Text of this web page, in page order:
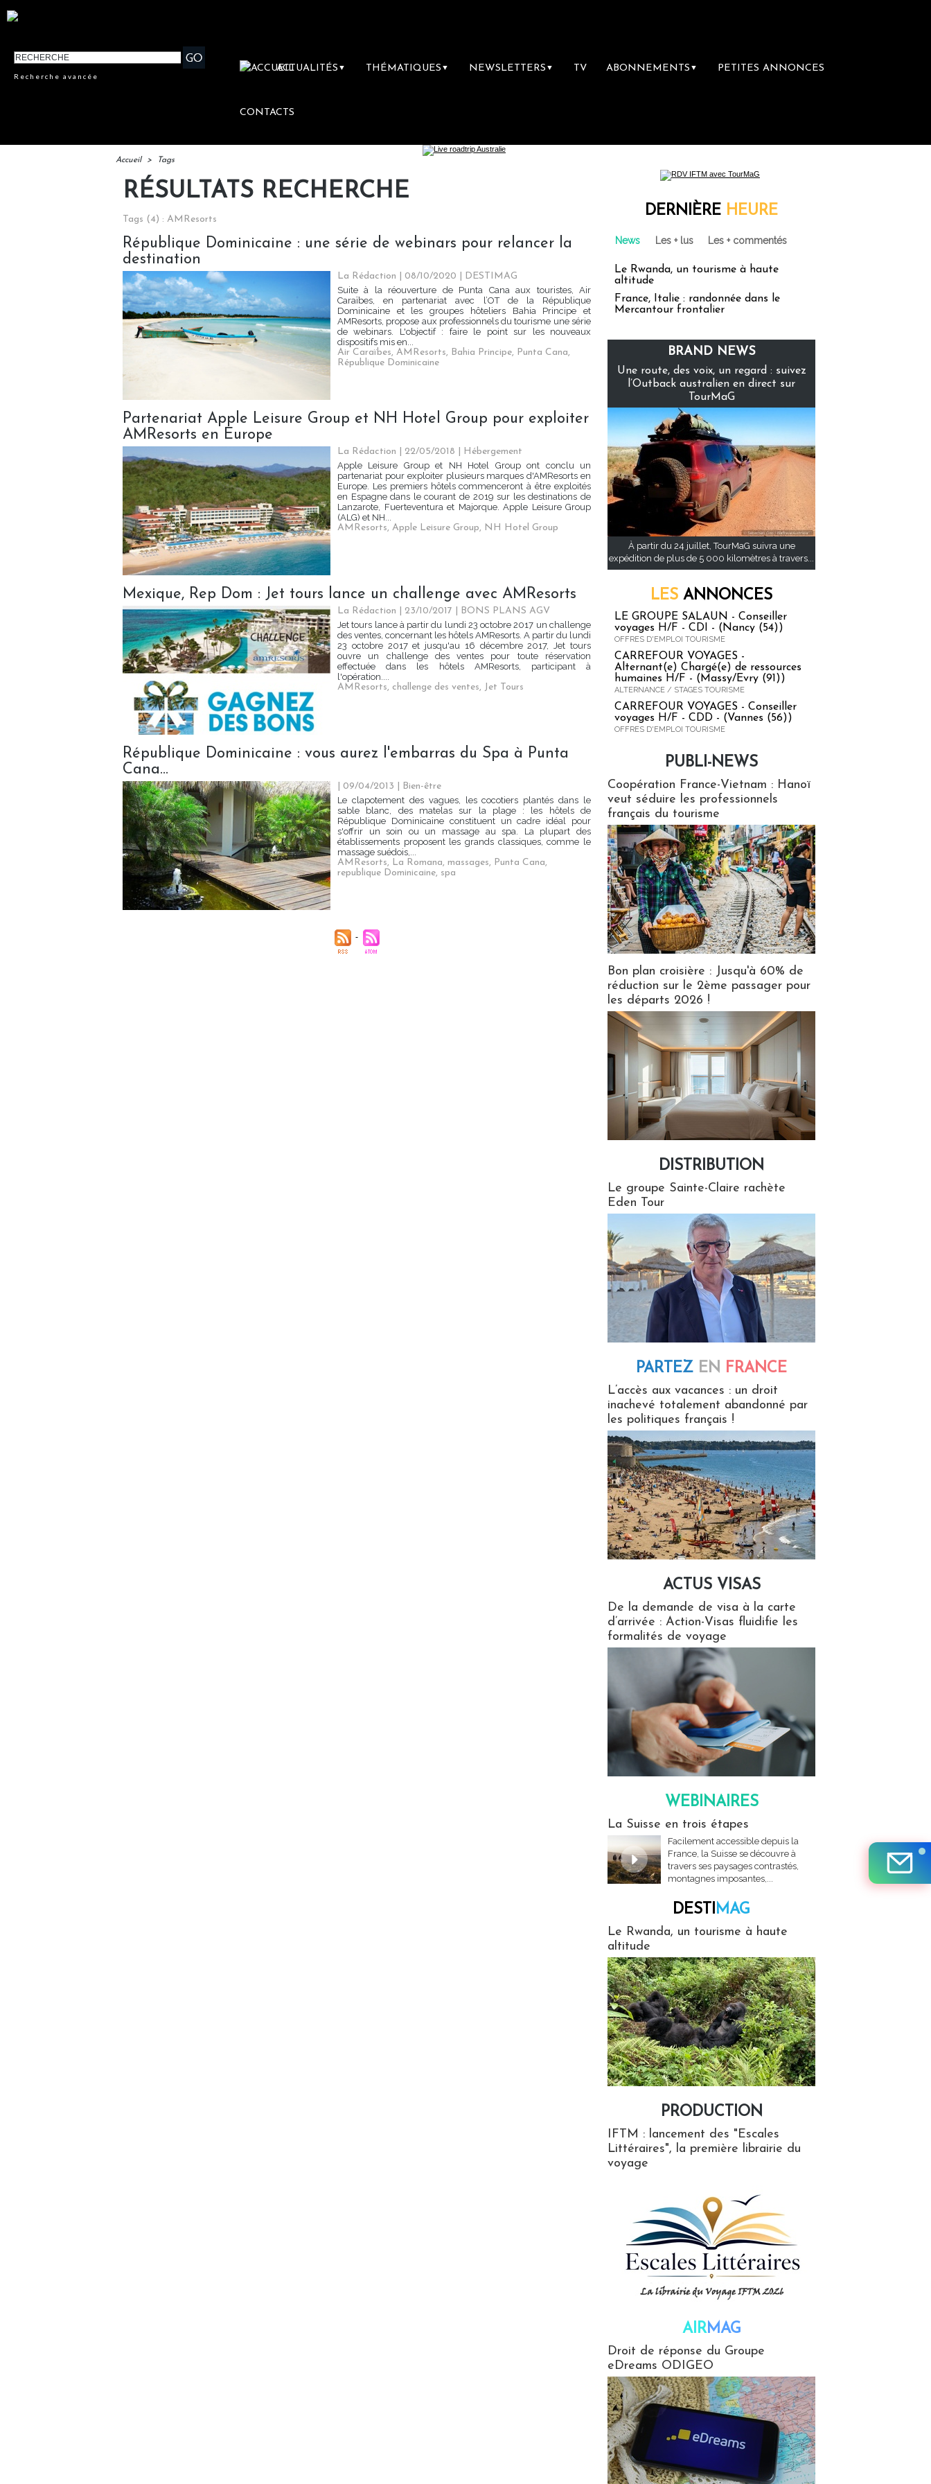
Recherche avancée
ACTUALITÉS ▼ THÉMATIQUES ▼ NEWSLETTERS ▼ TV ABONNEMENTS ▼ PETITES ANNONCES
CONTACTS
Accueil > Tags
RÉSULTATS RECHERCHE
Tags (4) : AMResorts
République Dominicaine : une série de webinars pour relancer la
destination
La Rédaction | 08/10/2020
DESTIMAG
Suite à la réouverture de Punta Cana aux touristes, Air
Caraïbes, en partenariat avec l’OT de la République
Dominicaine et les groupes hôteliers Bahia Principe et
AMResorts, propose aux professionnels du tourisme une série
de webinars. L'objectif : faire le point sur les nouveaux
dispositifs mis en...
Air Caraïbes, AMResorts, Bahia Principe, Punta Cana,
République Dominicaine
Partenariat Apple Leisure Group et NH Hotel Group pour exploiter
AMResorts en Europe
La Rédaction | 22/05/2018
Hébergement
Apple Leisure Group et NH Hotel Group ont conclu un
partenariat pour exploiter plusieurs marques d'AMResorts en
Europe. Les premiers hôtels commenceront à être exploités
en Espagne dans le courant de 2019 sur les destinations de
Lanzarote, Fuerteventura et Majorque. Apple Leisure Group
(ALG) et NH...
AMResorts, Apple Leisure Group, NH Hotel Group
Mexique, Rep Dom : Jet tours lance un challenge avec AMResorts
La Rédaction | 23/10/2017
BONS PLANS AGV
Jet tours lance à partir du lundi 23 octobre 2017 un challenge
des ventes, concernant les hôtels AMResorts. A partir du lundi
23 octobre 2017 et jusqu'au 16 décembre 2017, Jet tours
ouvre un challenge des ventes pour toute réservation
effectuée dans les hôtels AMResorts, participant à
l'opération....
AMResorts, challenge des ventes, Jet Tours
République Dominicaine : vous aurez l'embarras du Spa à Punta
Cana...
| 09/04/2013
Bien-être
Le clapotement des vagues, les cocotiers plantés dans le
sable blanc, des matelas sur la plage : les hôtels de
République Dominicaine constituent un cadre idéal pour
s'offrir un soin ou un massage au spa. La plupart des
établissements proposent les grands classiques, comme le
massage suédois,...
AMResorts, La Romana, massages, Punta Cana,
republique Dominicaine, spa
DERNIÈRE HEURE
News Les + lus Les + commentés
Le Rwanda, un tourisme à haute
altitude
France, Italie : randonnée dans le
Mercantour frontalier
BRAND NEWS
Une route, des voix, un regard : suivez
l’Outback australien en direct sur
TourMaG
À partir du 24 juillet, TourMaG suivra une
expédition de plus de 5 000 kilomètres à travers...
LES ANNONCES
LE GROUPE SALAUN - Conseiller
voyages H/F - CDI - (Nancy (54))
OFFRES D'EMPLOI TOURISME
CARREFOUR VOYAGES -
Alternant(e) Chargé(e) de ressources
humaines H/F - (Massy/Evry (91))
ALTERNANCE / STAGES TOURISME
CARREFOUR VOYAGES - Conseiller
voyages H/F - CDD - (Vannes (56))
OFFRES D'EMPLOI TOURISME
PUBLI-NEWS
Coopération France-Vietnam : Hanoï
veut séduire les professionnels
français du tourisme
Bon plan croisière : Jusqu'à 60% de
réduction sur le 2ème passager pour
les départs 2026 !
DISTRIBUTION
Le groupe Sainte-Claire rachète
Eden Tour
PARTEZ EN FRANCE
L’accès aux vacances : un droit
inachevé totalement abandonné par
les politiques français !
ACTUS VISAS
De la demande de visa à la carte
d’arrivée : Action-Visas fluidifie les
formalités de voyage
WEBINAIRES
La Suisse en trois étapes
Facilement accessible depuis la
France, la Suisse se découvre à
travers ses paysages contrastés,
montagnes imposantes,...
DESTIMAG
Le Rwanda, un tourisme à haute
altitude
PRODUCTION
IFTM : lancement des "Escales
Littéraires", la première librairie du
voyage
AIRMAG
Droit de réponse du Groupe
eDreams ODIGEO